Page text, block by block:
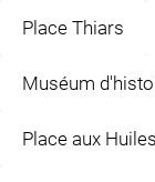
Place Thiars
Muséum
Place aux Huiles